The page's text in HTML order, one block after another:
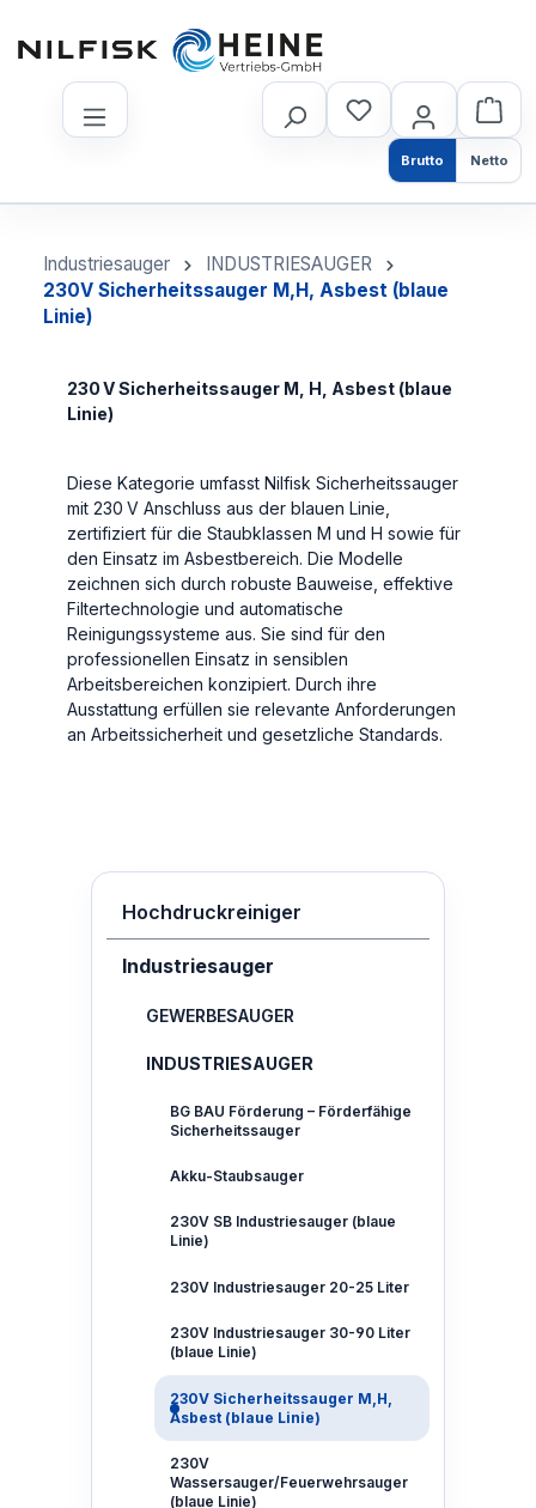
Brutto Netto
Industriesauger
INDUSTRIESAUGER
230V Sicherheitssauger M,H, Asbest (blaue
Linie)
230 V Sicherheitssauger M, H, Asbest (blaue
Linie)
Diese Kategorie umfasst Nilfisk Sicherheitssauger
mit 230 V Anschluss aus der blauen Linie,
zertifiziert für die Staubklassen M und H sowie für
den Einsatz im Asbestbereich. Die Modelle
zeichnen sich durch robuste Bauweise, effektive
Filtertechnologie und automatische
Reinigungssysteme aus. Sie sind für den
professionellen Einsatz in sensiblen
Arbeitsbereichen konzipiert. Durch ihre
Ausstattung erfüllen sie relevante Anforderungen
an Arbeitssicherheit und gesetzliche Standards.
Hochdruckreiniger
Industriesauger
GEWERBESAUGER
INDUSTRIESAUGER
BG BAU Förderung – Förderfähige
Sicherheitssauger
Akku-Staubsauger
230V SB Industriesauger (blaue
Linie)
230V Industriesauger 20-25 Liter
230V Industriesauger 30-90 Liter
(blaue Linie)
230V Sicherheitssauger M,H,
Asbest (blaue Linie)
230V
Wassersauger/Feuerwehrsauger
(blaue Linie)